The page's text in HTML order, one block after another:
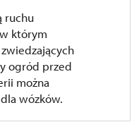
ruchu
którym
ogród przed
można
wózków.